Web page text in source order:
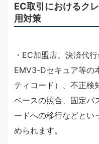
EC取引におけるク
用対策
・EC加盟店、決済代
EMV3-Dセキュア等の
ティコード）、不正検
ベースの照合、固定パ
ードへの移行などとい
められます。